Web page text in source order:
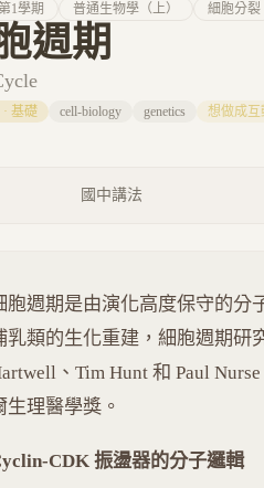
1學期 普通生物學（上） 細胞分裂
週期
· 基礎 cell-biology genetics 想做成互
國中講法
胞週期是由演化高度保守的分
乳類的生化重建，細胞週期研
、Tim Hunt 和 Paul
生理醫學獎。
CDK 振盪器的分子邏輯